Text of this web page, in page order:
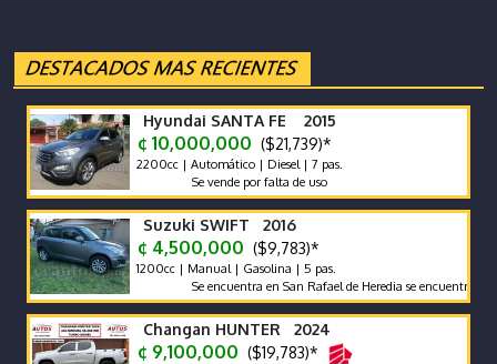
Hyundai SANTA FE 2015
¢ 10,000,000 ($21,739)*
2200cc | Automático | Diesel | 7 pas.
Se vende por falta de uso
Suzuki SWIFT 2016
¢ 4,500,000 ($9,783)*
1200cc | Manual | Gasolina | 5 pas.
Se encuentra en San Rafael de Heredia se encuentra en
Changan HUNTER 2024
¢ 9,100,000 ($19,783)*